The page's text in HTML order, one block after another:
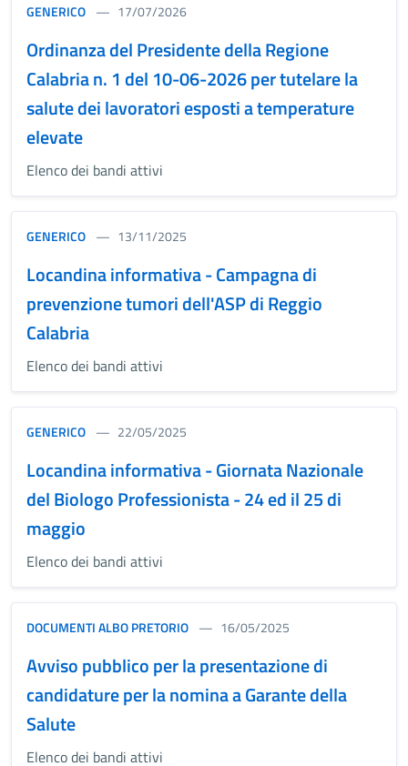
GENERICO 17/07/2026
Ordinanza del Presidente della Regione
Calabria n. 1 del 10-06-2026 per tutelare la
salute dei lavoratori esposti a temperature
elevate
Elenco dei bandi attivi
GENERICO 13/11/2025
Locandina informativa - Campagna di
prevenzione tumori dell'ASP di Reggio
Calabria
Elenco dei bandi attivi
GENERICO 22/05/2025
Locandina informativa - Giornata Nazionale
del Biologo Professionista - 24 ed il 25 di
maggio
Elenco dei bandi attivi
DOCUMENTI ALBO PRETORIO 16/05/2025
Avviso pubblico per la presentazione di
candidature per la nomina a Garante della
Salute
Elenco dei bandi attivi